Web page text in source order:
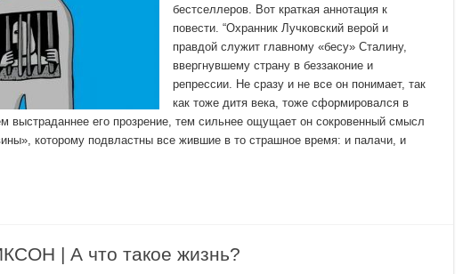
бестселлеров. Вот краткая аннотация к
повести. “Охранник Лучковский верой и
правдой служит главному «бесу» Сталину,
ввергнувшему страну в беззаконие и
репрессии. Не сразу и не все он понимает, так
как тоже дитя века, тоже сформировался в
выстраданнее его прозрение, тем сильнее ощущает он сокровенный смысл
которому подвластны все жившие в то страшное время: и палачи, и
| А что такое жизнь?